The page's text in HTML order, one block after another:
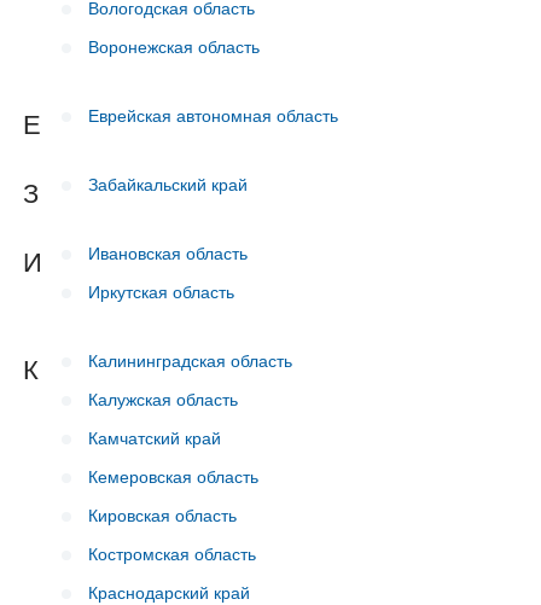
Вологодская область
Воронежская область
Е Еврейская автономная область
З Забайкальский край
И
Ивановская область
Иркутская область
К
Калининградская область
Калужская область
Камчатский край
Кемеровская область
Кировская область
Костромская область
Краснодарский край